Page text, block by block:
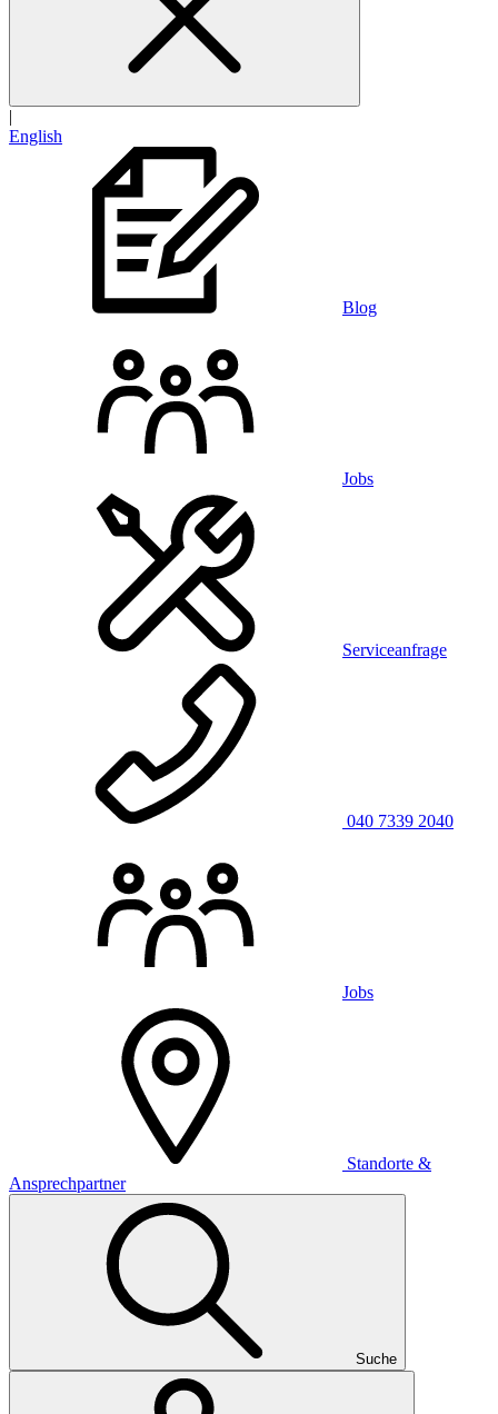
|
English
Blog
Jobs
Serviceanfrage
040 7339 2040
Jobs
Standorte &
Ansprechpartner
Suche